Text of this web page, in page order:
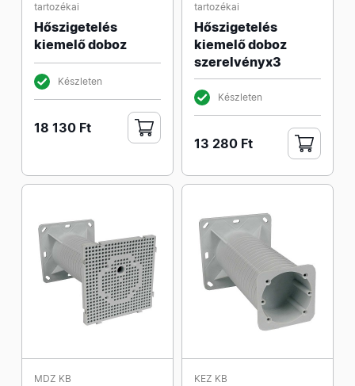
tartozékai
Hőszigetelés
kiemelő doboz
Készleten
18 130 Ft
tartozékai
Hőszigetelés
kiemelő doboz
szerelvényx3
Készleten
13 280 Ft
MDZ KB
KEZ KB